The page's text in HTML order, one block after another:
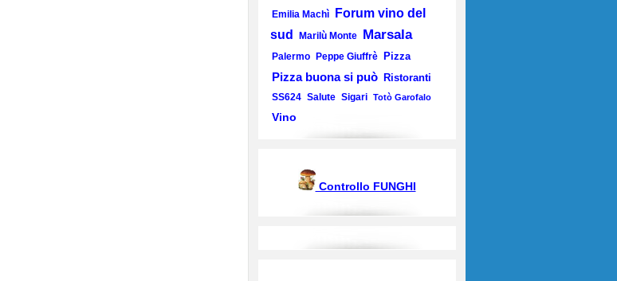
Emilia Machì
Forum vino del
sud
Marilù Monte Marsala
Palermo Peppe Giuffrè Pizza
Pizza buona si può Ristoranti
SS624 Salute Sigari Totò Garofalo
Vino
Controllo FUNGHI